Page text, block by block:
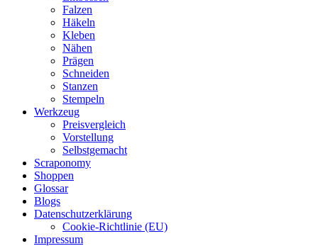
Falzen
Häkeln
Kleben
Nähen
Prägen
Schneiden
Stanzen
Stempeln
Werkzeug
Preisvergleich
Vorstellung
Selbstgemacht
Scraponomy
Shoppen
Glossar
Blogs
Datenschutzerklärung
Cookie-Richtlinie (EU)
Impressum